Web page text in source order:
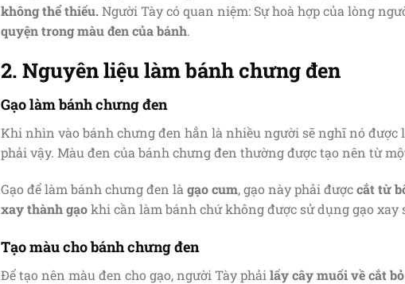
không thể thiếu.Người Tày có quan niệm: Sự hoà hợp của lòng
quyện trong màu đen của bánh.
2. Nguyên liệu làm bánh chưng đen
Gạo làm bánh chưng đen
Khi nhìn vào bánh chưng đen hẳn là nhiều người sẽ nghĩ nó
phải vậy. Màu đen của bánh chưng đen thường được tạo nên từ
Gạo để làm bánh chưng đen là gạo cum, gạo này phải đượccắt từ
xay thành gạokhi cần làm bánh chứ không được sử dụng gạo xay
Tạo màu cho bánh chưng đen
Để tạo nên màu đen cho gạo, người Tày phải lấy cây muối về cắt